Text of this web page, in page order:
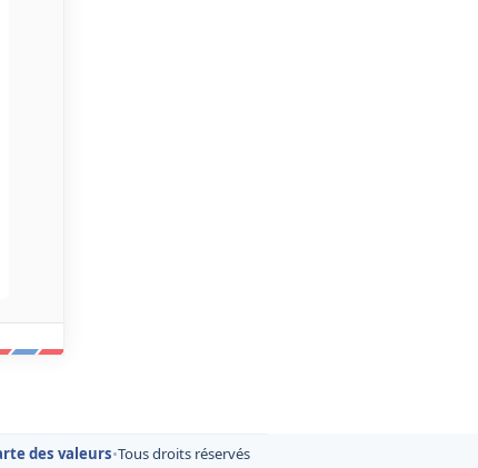
des valeurs•Tous droits réservés